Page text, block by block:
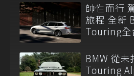
帥性而行
旅程 全新
Touring全
BMW 從未
Touring